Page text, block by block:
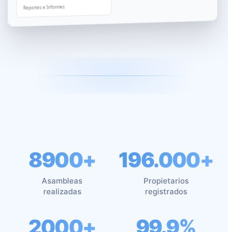
Reportes e Informes
8900+
Asambleas
realizadas
196.000+
Propietarios
registrados